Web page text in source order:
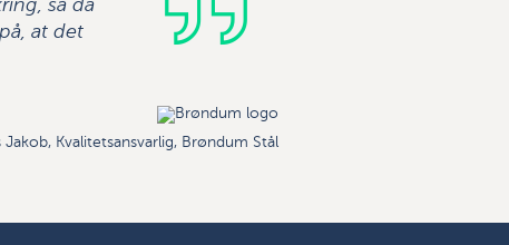
så da
at det
Jakob, Kvalitetsansvarlig, Brøndum Stål